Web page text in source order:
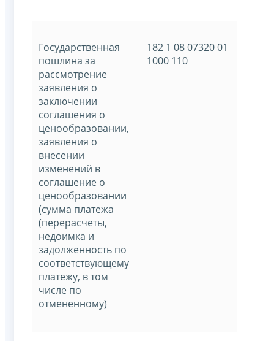
Государственная
пошлина за
рассмотрение
заявления о
заключении
соглашения о
ценообразовании,
заявления о
внесении
изменений в
соглашение о
ценообразовании
(сумма платежа
(перерасчеты,
недоимка и
задолженность по
соответствующему
платежу, в том
числе по
отмененному)
182 1 08 07320 01
1000 110